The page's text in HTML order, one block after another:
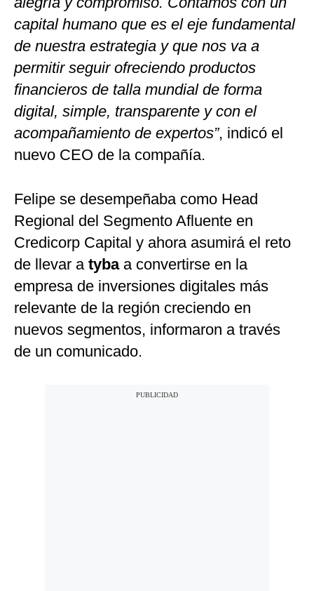
capital humano que es el eje fundamental
de nuestra estrategia y que nos va a
permitir seguir ofreciendo productos
financieros de talla mundial de forma
digital, simple, transparente y con el
acompañamiento de expertos”, indicó el
nuevo CEO de la compañía.
Felipe se desempeñaba como Head
Regional del Segmento Afluente en
Credicorp Capital y ahora asumirá el reto
de llevar a tybaa convertirse en la
empresa de inversiones digitales más
relevante de la región creciendo en
nuevos segmentos, informaron a través
de un comunicado.